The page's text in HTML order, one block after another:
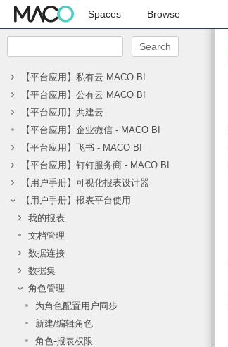
Spaces Browse
【平台应用】私有云 MACO BI
【平台应用】公有云 MACO BI
【平台应用】共建云
【平台应用】企业微信 - MACO BI
【平台应用】飞书 - MACO BI
【平台应用】钉钉服务商 - MACO BI
【用户手册】可视化报表设计器
【用户手册】报表平台使用
我的报表
文档管理
数据连接
数据集
角色管理
为角色配置用户同步
新建/编辑角色
角色-报表权限